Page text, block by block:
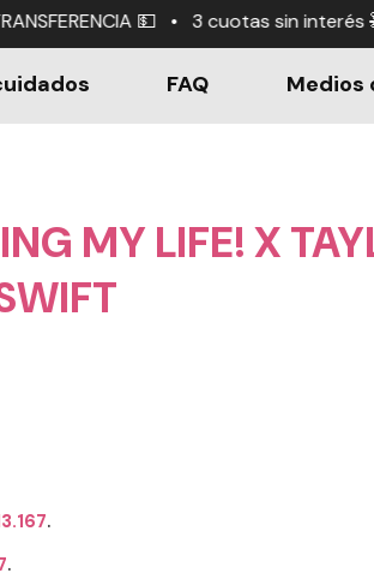
3 cuotas sin interés 🧸 💳 • ¡Envío
FAQ Medios
MY LIFE! X
.
.